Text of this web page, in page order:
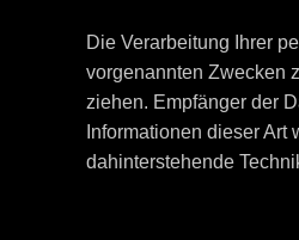
Die Verarbeitung Ihrer
vorgenannten Zwecken
ziehen. Empfänger der
Informationen dieser
dahinterstehende